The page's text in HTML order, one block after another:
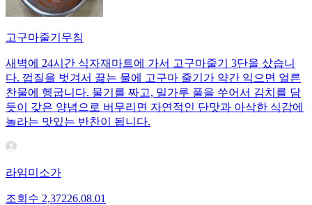
고구마줄기무침
새벽에 24시간 식자재마트에 가서 고구마줄기 3단을 샀습니
다. 껍질을 벗겨서 끓는 물에 고구마 줄기가 약간 익으면 얼른
찬물에 헹굽니다. 물기를 짜고, 밀가루 풀을 쑤어서 김치를 담
듯이 갖은 양념으로 버무리면 자연적인 단맛과 아삭한 식감에
놀라는 맛있는 반찬이 됩니다.
라임미소가
조회수 2,37226.08.01